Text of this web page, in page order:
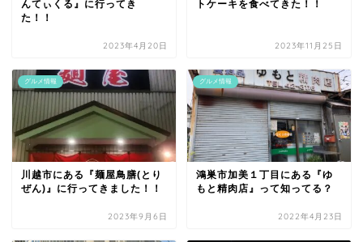
んてぃくる』に行ってき
た！！
2023年4月20日
トケーキを食べてきた！！
2023年11月25日
グルメ情報
川越市にある『麺屋鳥膳(とり
ぜん)』に行ってきました！！
2023年9月6日
グルメ情報
鴻巣市加美１丁目にある『ゆ
もと精肉店』って知ってる？
2022年4月23日